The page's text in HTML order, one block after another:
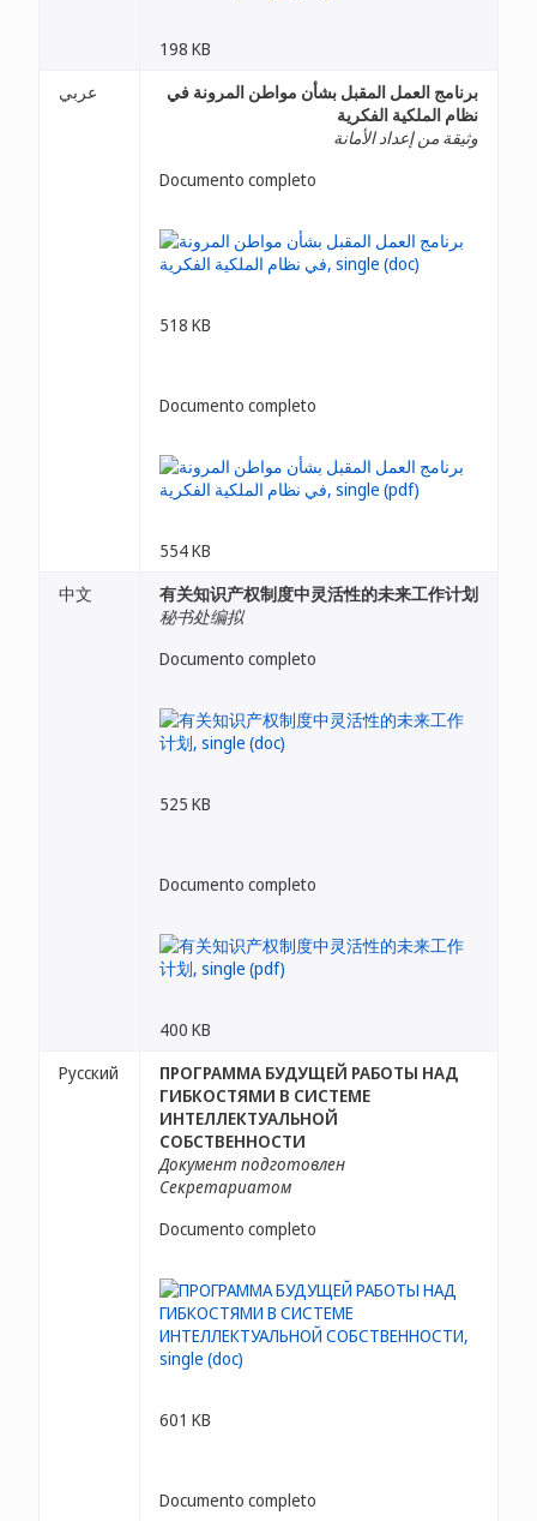
198 KB
عربي
برنامج العمل المقبل بشأن مواطن المرونة في
نظام الملكية الفكرية
وثيقة من إعداد الأمانة
Documento completo
518 KB
Documento completo
554 KB
中文
有关知识产权制度中灵活性的未来工作计划
秘书处编拟
Documento completo
525 KB
Documento completo
400 KB
Русский
ПРОГРАММА БУДУЩЕЙ РАБОТЫ НАД
ГИБКОСТЯМИ В СИСТЕМЕ
ИНТЕЛЛЕКТУАЛЬНОЙ
СОБСТВЕННОСТИ
Документ подготовлен
Секретариатом
Documento completo
601 KB
Documento completo